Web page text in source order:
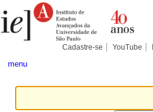
para
conteúdo.
Pessoais
Cadastre-se YouTube
menu